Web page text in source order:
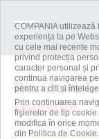
Rezultatele
tragedie
COMPANIA
experiența ta pe
cu cele mai recente
privind protecția
caracter personal și
continua navigarea
pentru a citi și
Prin continuarea
fişierelor de tip
modifica în orice
din Politica de Cookie.